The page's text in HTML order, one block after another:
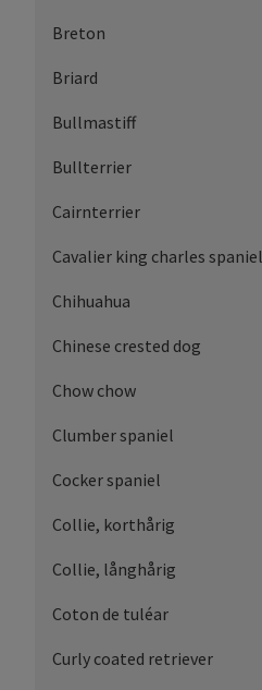
Breton
Briard
Bullmastiff
Bullterrier
Cairnterrier
Cavalier king charles spaniel
Chihuahua
Chinese crested dog
Chow chow
Clumber spaniel
Cocker spaniel
Collie, korthårig
Collie, långhårig
Coton de tuléar
Curly coated retriever